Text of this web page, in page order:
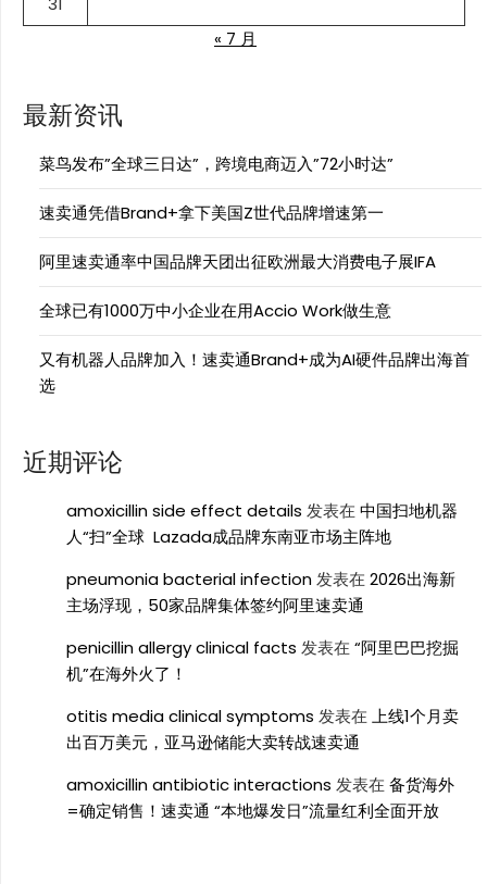
« 7 月
最新资讯
菜鸟发布”全球三日达”，跨境电商迈入”72小时达”
速卖通凭借Brand+拿下美国Z世代品牌增速第一
阿里速卖通率中国品牌天团出征欧洲最大消费电子展IFA
全球已有1000万中小企业在用Accio Work做生意
又有机器人品牌加入！速卖通Brand+成为AI硬件品牌出海首
选
近期评论
amoxicillin side effect details 发表在中国扫地机器
人“扫”全球 Lazada成品牌东南亚市场主阵地
pneumonia bacterial infection发表在2026出海新
主场浮现，50家品牌集体签约阿里速卖通
penicillin allergy clinical facts 发表在“阿里巴巴挖掘
机”在海外火了！
otitis media clinical symptoms 发表在上线1个月卖
出百万美元，亚马逊储能大卖转战速卖通
amoxicillin antibiotic interactions 发表在备货海外
=确定销售！速卖通 “本地爆发日”流量红利全面开放